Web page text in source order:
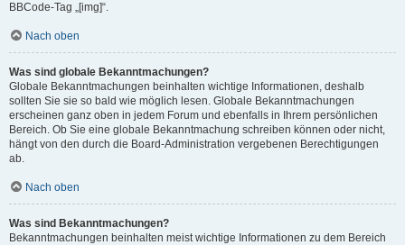
BBCode-Tag „[img]“.
Nach oben
Was sind globale Bekanntmachungen?
Globale Bekanntmachungen beinhalten wichtige Informationen, deshalb
sollten Sie sie so bald wie möglich lesen. Globale Bekanntmachungen
erscheinen ganz oben in jedem Forum und ebenfalls in Ihrem persönlichen
Bereich. Ob Sie eine globale Bekanntmachung schreiben können oder nicht,
hängt von den durch die Board-Administration vergebenen Berechtigungen
ab.
Nach oben
Was sind Bekanntmachungen?
Bekanntmachungen beinhalten meist wichtige Informationen zu dem Bereich